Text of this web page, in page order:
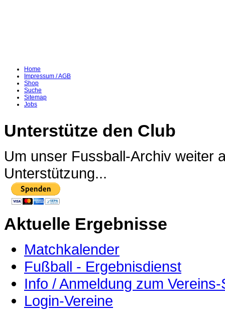
Home
Impressum / AGB
Shop
Suche
Sitemap
Jobs
Unterstütze den Club
Um unser Fussball-Archiv weiter
Unterstützung...
Aktuelle Ergebnisse
Matchkalender
Fußball - Ergebnisdienst
Info / Anmeldung zum
Login-Vereine